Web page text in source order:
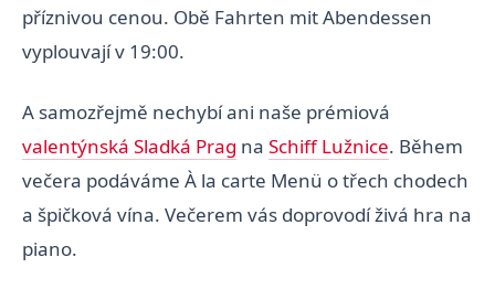
příznivou cenou. Obě Fahrten mit Abendessen
vyplouvají v 19:00.
A samozřejmě nechybí ani naše prémiová
valentýnská Sladká Prag na Schiff Lužnice. Během
večera podáváme À la carte Menü o třech chodech
a špičková vína. Večerem vás doprovodí živá hra na
piano.